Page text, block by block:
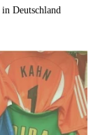
Deutschland